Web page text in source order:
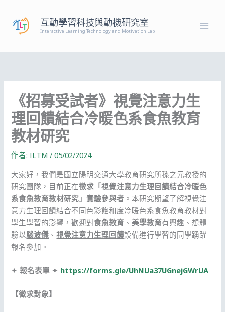
內
互動學習科技與動機研究室
Interactive Learning Technology and Motivation Lab
《招募受試者》視覺注意力生
理回饋結合冷暖色系食魚教育
教材研究
作者:ILTM/05/02/2024
大家好，我們是國立陽明交通大學教育研究所孫之元教授的
研究團隊，目前正在徵求「視覺注意力生理回饋結合冷暖色
系食魚教育教材研究」實驗參與者 。本研究期望了解視覺注
意力生理回饋結合不同色彩飽和度冷暖色系食魚教育教材對
學生學習的影響，歡迎對食魚教育 、 美學教育有興趣、想體
驗以腦波儀 、視覺注意力生理回饋設備進行學習的同學踴躍
報名參加。
✦報名表單 ✦ https://forms.gle/UhNUa37UGnejGWrUA
【徵求對象】